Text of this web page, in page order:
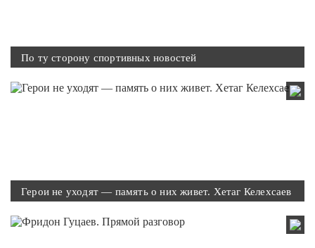
По ту сторону спортивных новостей
Герои не уходят — память о них живет. Хетаг Келехсаев